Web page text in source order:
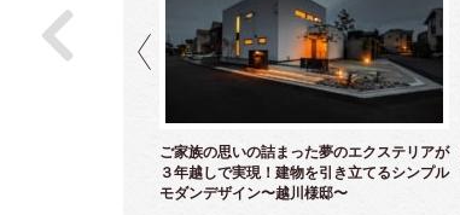
ご家族の思いの詰まった夢のエクステリアが
３年越しで実現！建物を引き立てるシンプル
モダンデザイン〜越川様邸〜